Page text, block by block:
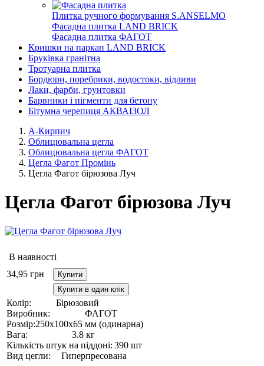
Плитка ручного формування S.ANSELMO
Фасадна плитка LAND BRICK
Фасадна плитка ФАГОТ
Кришки на паркан LAND BRICK
Бруківка гранітна
Тротуарна плитка
Бордюри, поребрики, водостоки, відливи
Лаки, фарби, грунтовки
Барвники і пігменти для бетону
Бітумна черепиця АКВАІЗОЛ
А-Кирпич
Облицювальна цегла
Облицювальна цегла ФАГОТ
Цегла Фагот Промінь
Цегла Фагот бірюзова Луч
Цегла Фагот бірюзова Луч
В наявності
34,95 грн
Купити
Купити в один клік
Колір:
Бірюзовий
Виробник:
ФАГОТ
Розмір:250х100х65 мм (одинарна)
Вага:
3.8 кг
Кількість штук на піддоні: 390 шт
Вид цегли:
Гиперпресована